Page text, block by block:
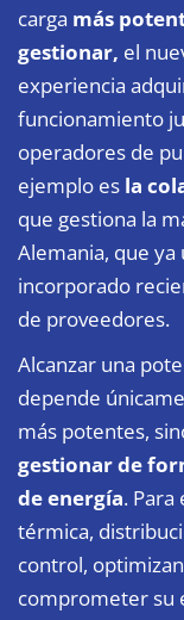
carga más
gestionar, el
experiencia
funcionamiento
operadores de
ejemplo es la
que gestiona la
Alemania, que ya
incorporado
de proveedores.
Alcanzar una
depende
más potentes,
gestionar de
de energía. Para
térmica,
control,
comprometer su